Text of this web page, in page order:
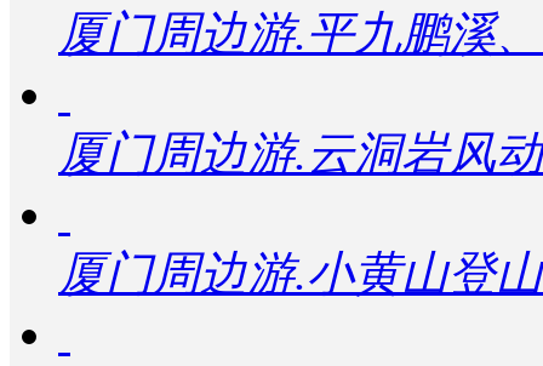
厦门周边游.平九鹏溪
厦门周边游.云洞岩风
厦门周边游.小黄山登